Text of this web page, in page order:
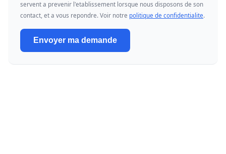
servent a prevenir l'etablissement lorsque nous disposons de son
contact, et a vous repondre. Voir notre politique de confidentialite.
Envoyer ma demande